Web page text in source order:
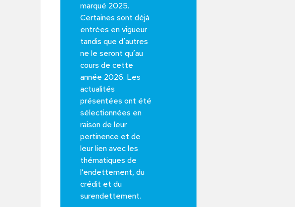
marqué 2025.
Certaines sont déjà
entrées en vigueur
tandis que d’autres
ne le seront qu’au
cours de cette
année 2026. Les
actualités
présentées ont été
sélectionnées en
raison de leur
pertinence et de
leur lien avec les
thématiques de
l’endettement, du
crédit et du
surendettement.